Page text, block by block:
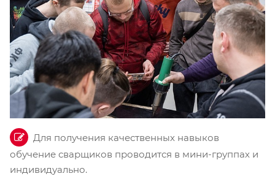
Для получения качественных навыков
обучение сварщиков проводится в мини-группах и
индивидуально.